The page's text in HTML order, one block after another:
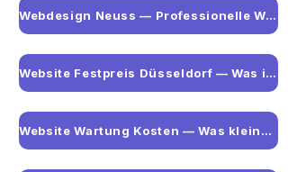
Webdesign Neuss — Professionelle Website für Unternehmen im Rheinland
Website Festpreis Düsseldorf — Was ist darin wirklich enthalten?
Website Wartung Kosten — Was kleine Unternehmen wirklich zahlen